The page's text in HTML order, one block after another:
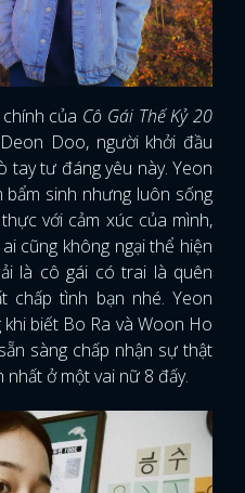
của Cô Gái Thế Kỷ 20
Doo, người khởi đầu
tay tư đáng yêu này. Yeon
sinh nhưng luôn sống
với cảm xúc của mình,
cũng không ngại thể hiện
là cô gái có trai là quên
chấp tình bạn nhé. Yeon
biết Bo Ra và Woon Ho
sàng chấp nhận sự thật
ở một vai nữ 8 đấy.